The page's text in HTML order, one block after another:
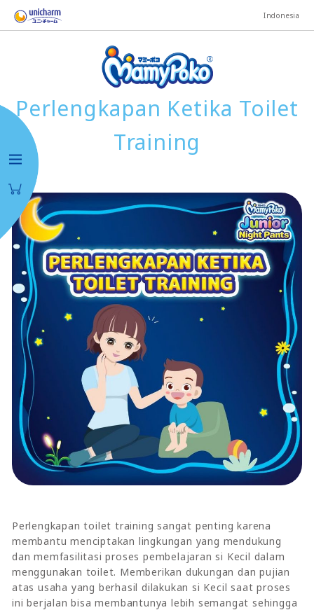
Indonesia
Perlengkapan Ketika Toilet
Training
Perlengkapan toilet training sangat penting karena
membantu menciptakan lingkungan yang mendukung
dan memfasilitasi proses pembelajaran si Kecil dalam
menggunakan toilet. Memberikan dukungan dan pujian
atas usaha yang berhasil dilakukan si Kecil saat proses
ini berjalan bisa membantunya lebih semangat sehingga